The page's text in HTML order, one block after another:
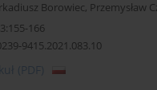
Borowiec, Przemysław
166
9415.2021.083.10
(PDF)